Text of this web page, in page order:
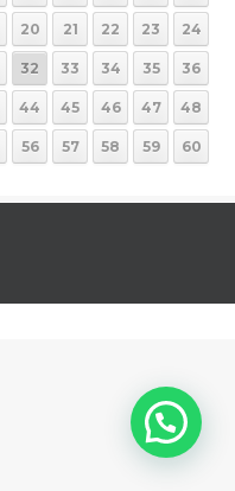
20 21 22 23 24
32 33 34 35 36
44 45 46 47 48
56 57 58 59 60